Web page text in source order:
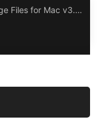
Files for Mac v3.1